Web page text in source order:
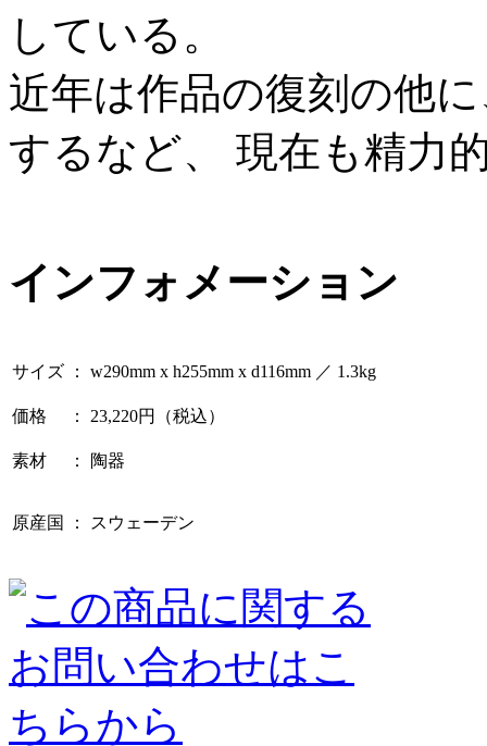
している。
近年は作品の復刻の他
するなど、 現在も精力
インフォメーション
サイズ ： w290mm x h255mm x d116mm ／ 1.3kg
価格 ： 23,220円（税込）
素材 ： 陶器
原産国 ： スウェーデン